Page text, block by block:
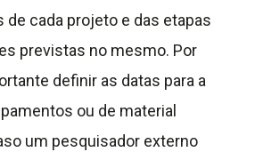
de cada projeto e das etapas
previstas no mesmo. Por
definir as datas para a
ou de material
um pesquisador externo